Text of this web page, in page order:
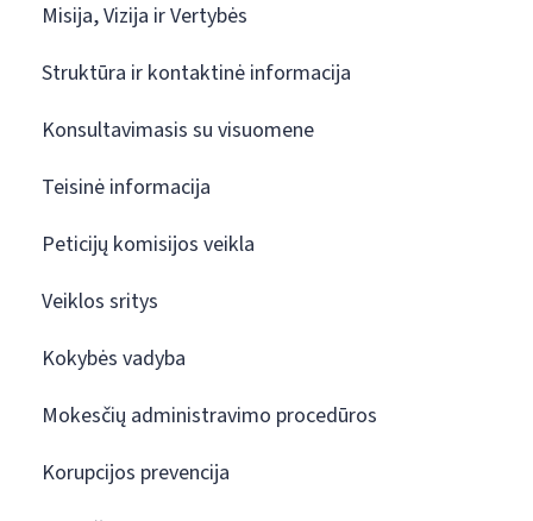
Misija, Vizija ir Vertybės
Struktūra ir kontaktinė informacija
Konsultavimasis su visuomene
Teisinė informacija
Peticijų komisijos veikla
Veiklos sritys
Kokybės vadyba
Mokesčių administravimo procedūros
Korupcijos prevencija